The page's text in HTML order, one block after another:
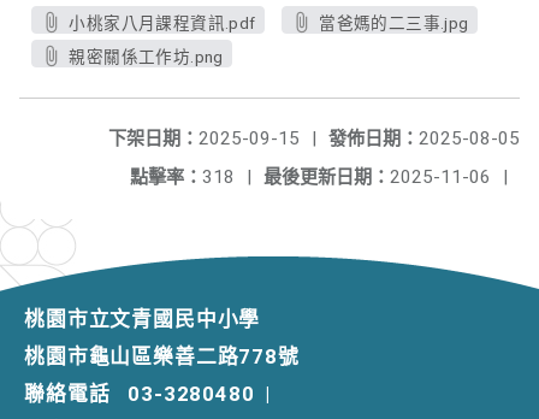
小桃家八月課程資訊.pdf
當爸媽的二三事.jpg
親密關係工作坊.png
發佈日期： 2025-08-05
下架日期： 2025-09-15
|
最後更新日期： 2025-11-06 |
點擊率： 318 |
桃園市立文青國民中小學
桃園市龜山區樂善二路778號
聯絡電話
03-3280480 |